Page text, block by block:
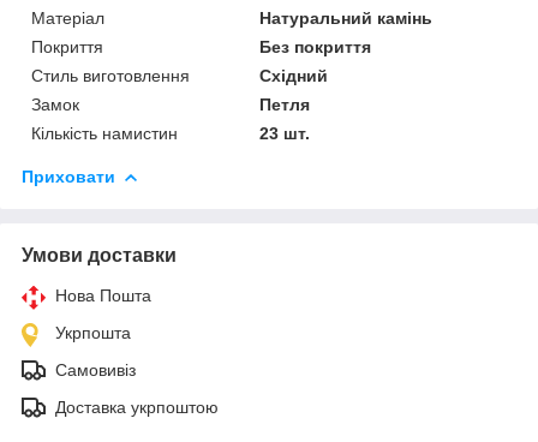
Матеріал
Натуральний камінь
Покриття
Без покриття
Стиль виготовлення
Східний
Замок
Петля
Кількість намистин
23 шт.
Приховати
Умови доставки
Нова Пошта
Укрпошта
Самовивіз
Доставка укрпоштою